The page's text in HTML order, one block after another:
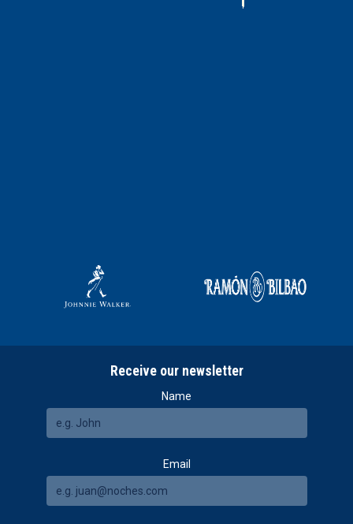
Receive our newsletter
Name
Email